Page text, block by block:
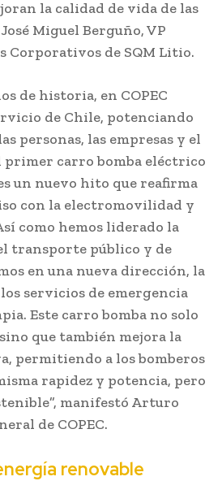
la calidad de vida de las
Miguel Berguño, VP
Corporativos de SQM Litio.
de historia, en COPEC
de Chile, potenciando
personas, las empresas y el
primer carro bomba eléctrico
un nuevo hito que reafirma
con la electromovilidad y
como hemos liderado la
transporte público y de
en una nueva dirección, la
servicios de emergencia
Este carro bomba no solo
que también mejora la
permitiendo a los bomberos
rapidez y potencia, pero
manifestó Arturo
de COPEC.
renovable